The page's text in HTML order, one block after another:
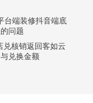
台端装修抖音端底
问题
兑核销返回客如云
兑换金额